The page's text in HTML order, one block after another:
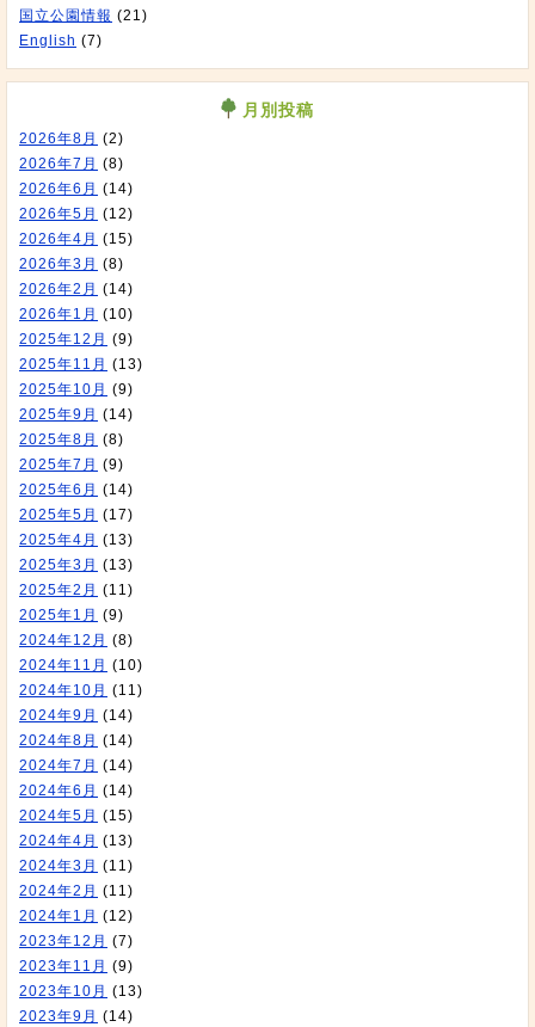
国立公園情報 (21)
English (7)
月別投稿
2026年8月 (2)
2026年7月 (8)
2026年6月 (14)
2026年5月 (12)
2026年4月 (15)
2026年3月 (8)
2026年2月 (14)
2026年1月 (10)
2025年12月 (9)
2025年11月 (13)
2025年10月 (9)
2025年9月 (14)
2025年8月 (8)
2025年7月 (9)
2025年6月 (14)
2025年5月 (17)
2025年4月 (13)
2025年3月 (13)
2025年2月 (11)
2025年1月 (9)
2024年12月 (8)
2024年11月 (10)
2024年10月 (11)
2024年9月 (14)
2024年8月 (14)
2024年7月 (14)
2024年6月 (14)
2024年5月 (15)
2024年4月 (13)
2024年3月 (11)
2024年2月 (11)
2024年1月 (12)
2023年12月 (7)
2023年11月 (9)
2023年10月 (13)
2023年9月 (14)